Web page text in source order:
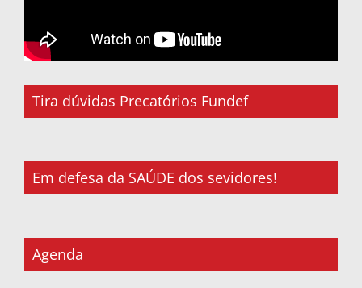
Tira dúvidas Precatórios Fundef
Em defesa da SAÚDE dos sevidores!
Agenda